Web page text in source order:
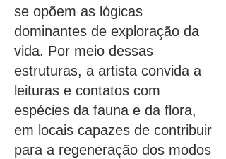
se opõem as lógicas
dominantes de exploração da
vida. Por meio dessas
estruturas, a artista convida a
leituras e contatos com
espécies da fauna e da flora,
em locais capazes de contribuir
para a regeneração dos modos